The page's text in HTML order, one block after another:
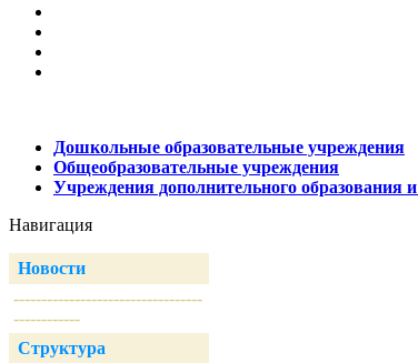
Дошкольные образовательные учреждения
Общеобразовательные учреждения
Учреждения дополнительного образования
Навигация
Новости
----------------------------------
------------
Структура